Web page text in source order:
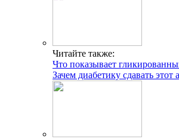
Читайте также:
Что показывает
Зачем диабетику сдавать этот